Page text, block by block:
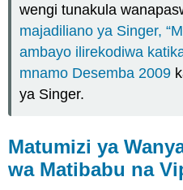
wengi tunakula
majadiliano ya Singer,
ambayo ilirekodiwa
mnamo Desemba 2009
ya Singer.
Matumizi ya
wa Matibabu na